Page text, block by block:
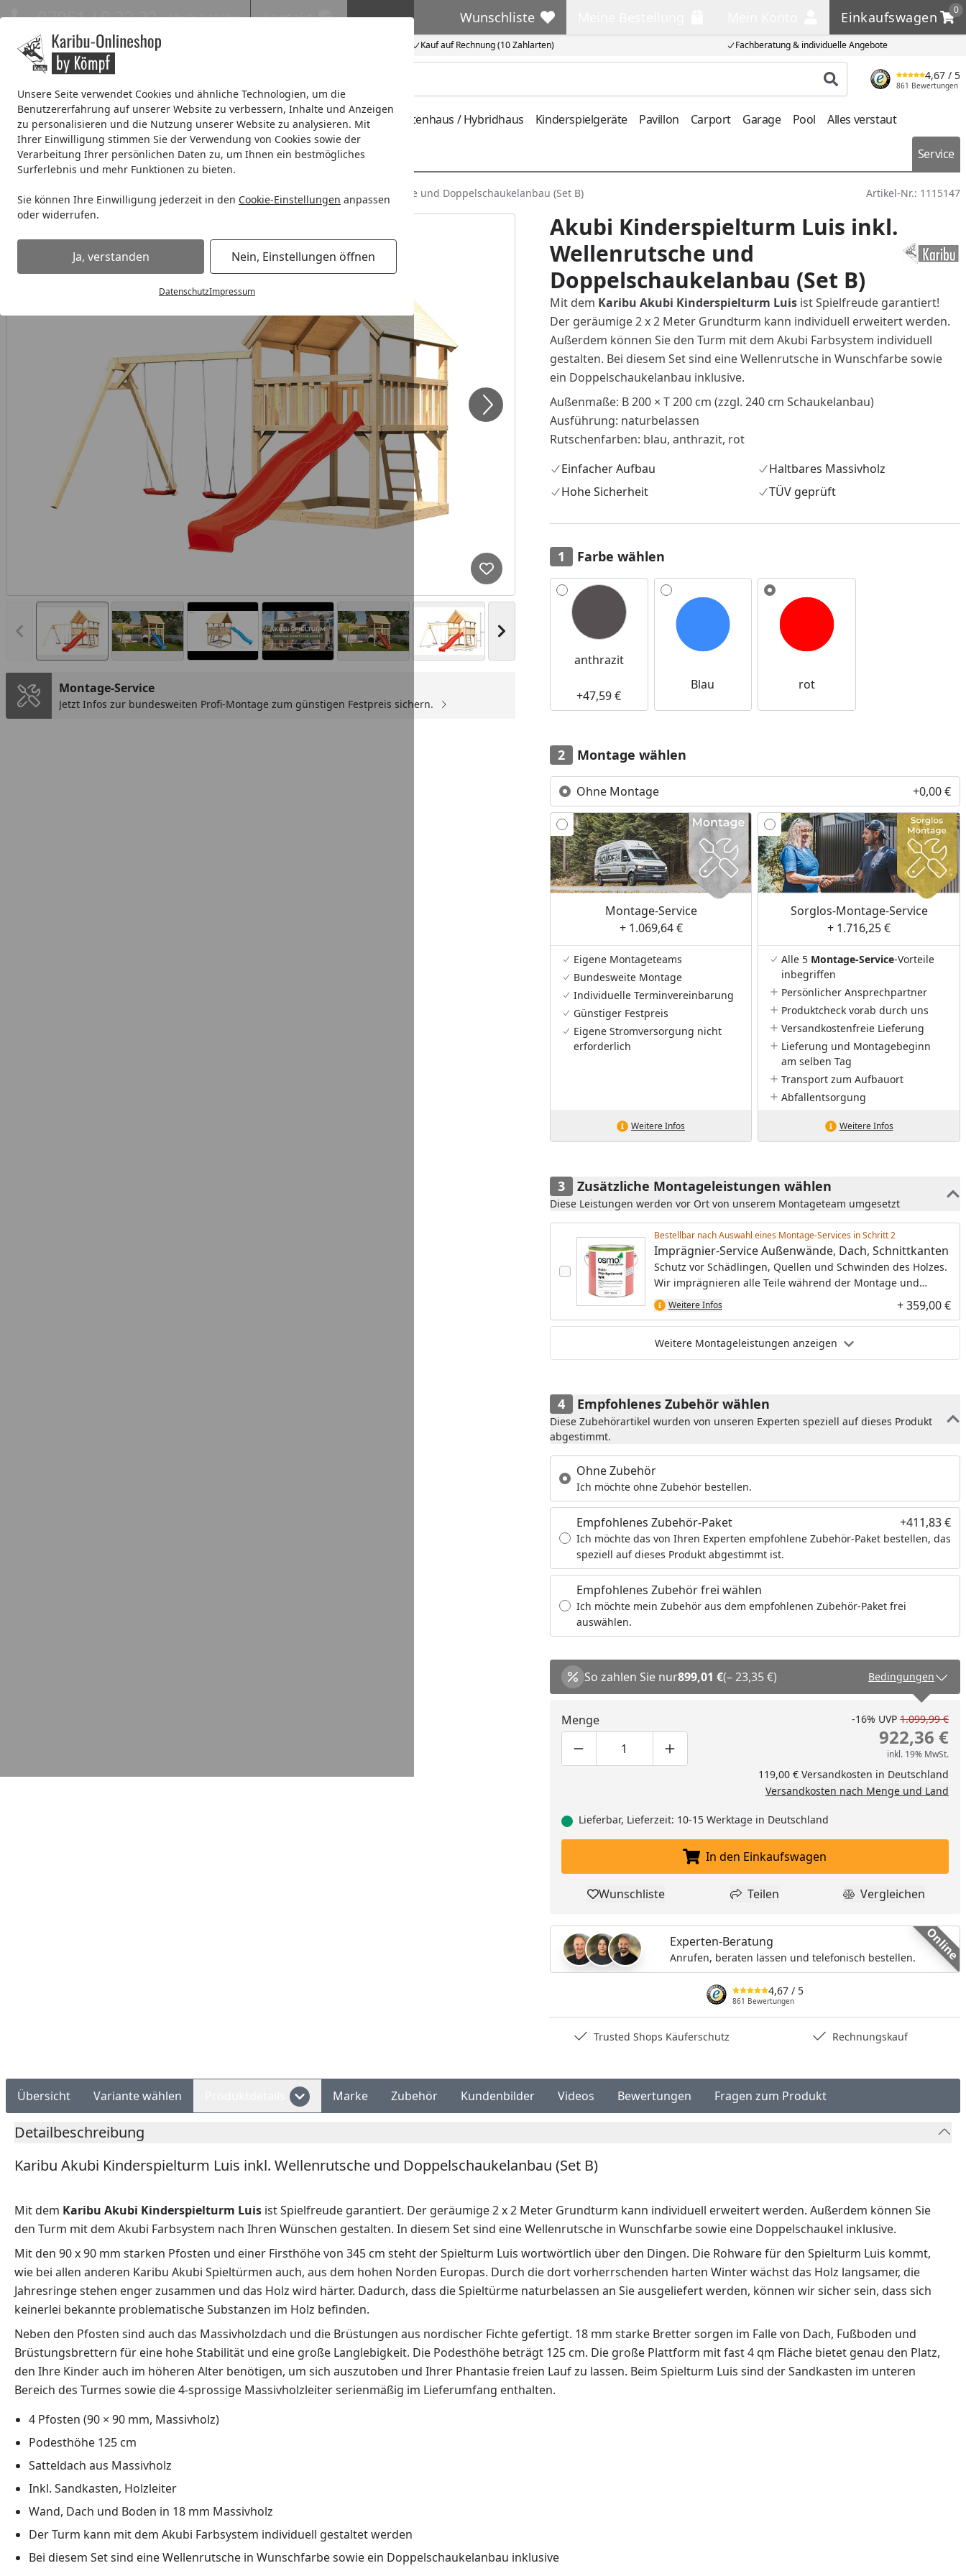
Unsere Seite verwendet Cookies und ähnliche Technologien, um die
Benutzererfahrung auf unserer Website zu verbessern, Inhalte und Anzeigen
zu personalisieren und die Nutzung unserer Website zu analysieren. Mit
Ihrer Einwilligung stimmen Sie der Verwendung von Cookies sowie der
Verarbeitung Ihrer persönlichen Daten zu, um Ihnen ein bestmögliches
Surferlebnis und mehr Funktionen zu bieten.
Sie können Ihre Einwilligung jederzeit in den Cookie-Einstellungen anpassen
oder widerrufen.
Ja, verstanden Nein, Einstellungen öffnen
DatenschutzImpressum
Eigene Montage-Teams Kauf auf Rechnung (10 Zahlarten) Fachberatung & individuelle Angebote
07051 / 9 22 22 Mo-Fr. 8-16 Uhr Kontakt Wunschliste
Wunschliste Einkaufswagen
0
Einkaufswagen
Produkt suchen
4,67 / 5
861 Bewertungen
Systemhaus Blockbohlenhaus Gartenhäuser Expresslieferung Metallgartenhaus / Hybridhaus Kinderspielgeräte Pavillon Carport Garage Pool Alles verstaut
Wellness % Sale % Service
Startseite
Kinderspielgeräte Spielturm Akubi Kinderspielturm Luis inkl. Wellenrutsche und Doppelschaukelanbau (Set B) Artikel-Nr.: 1115147
Vorheriges Bild anzeigen Nächstes Bild anzeigen
Produkt zur Wunschliste hinzufügen
Montage-Service
Jetzt Infos zur bundesweiten Profi-Montage zum günstigen Festpreis sichern.
Akubi Kinderspielturm Luis inkl.
Wellenrutsche und
Doppelschaukelanbau (Set B)
Mit dem Karibu Akubi Kinderspielturm Luis ist Spielfreude garantiert!
Der geräumige 2 x 2 Meter Grundturm kann individuell erweitert werden.
Außerdem können Sie den Turm mit dem Akubi Farbsystem individuell
gestalten. Bei diesem Set sind eine Wellenrutsche in Wunschfarbe sowie
ein Doppelschaukelanbau inklusive.
Außenmaße: B 200 × T 200 cm (zzgl. 240 cm Schaukelanbau)
Ausführung: naturbelassen
Rutschenfarben: blau, anthrazit, rot
Einfacher Aufbau
Haltbares Massivholz
Hohe Sicherheit
TÜV geprüft
Farbe wählen
Alle anzeigen (3)
anthrazit
+47,59 €
Blau rot
Montage wählen
Ohne Montage +0,00 €
Montage-Service
+ 1.069,64 €
Eigene Montageteams
Bundesweite Montage
Individuelle Terminvereinbarung
Günstiger Festpreis
Eigene Stromversorgung nicht
erforderlich
Weitere Infos
Sorglos-Montage-Service
+ 1.716,25 €
Alle 5 Montage-Service-Vorteile
inbegriffen
Persönlicher Ansprechpartner
Produktcheck vorab durch uns
Versandkostenfreie Lieferung
Lieferung und Montagebeginn
am selben Tag
Transport zum Aufbauort
Abfallentsorgung
Weitere Infos
Zusätzliche Montageleistungen wählen
Diese Leistungen werden vor Ort von unserem Montageteam umgesetzt
Bestellbar nach Auswahl eines Montage-Services in Schritt
Imprägnier-Service Außenwände, Dach, Schnittkanten
Schutz vor Schädlingen, Quellen und Schwinden des Holzes.
Wir imprägnieren alle Teile während der Montage und
schaffen so die optimale Grundlage für den Endanstrich.
Weitere Infos + 359,00 €
Weitere Montageleistungen anzeigen
Empfohlenes Zubehör wählen
Diese Zubehörartikel wurden von unseren Experten speziell auf dieses Produkt
abgestimmt.
Ohne Zubehör
Ich möchte ohne Zubehör bestellen.
Empfohlenes Zubehör-Paket +411,83 €
Ich möchte das von Ihren Experten empfohlene Zubehör-Paket bestellen, das
speziell auf dieses Produkt abgestimmt ist.
Empfohlenes Zubehör frei wählen
Ich möchte mein Zubehör aus dem empfohlenen Zubehör-Paket frei
auswählen.
So zahlen Sie nur899,01 €(– 23,35 €) Bedingungen
Menge
Produktmenge um eins verringern
Produktmenge manuell eingeben
Produktmenge um eins erhöhen
-16% UVP 1.099,99 €
922,36 €
inkl. 19% MwSt.
119,00 € Versandkosten in Deutschland
Versandkosten nach Menge und Land
Lieferbar, Lieferzeit: 10-15 Werktage in Deutschland
In den Einkaufswagen legen
In den Einkaufswagen
Produkt zur Wunschliste hinzufügen
Wunschliste Teilen
Teilen Produkt
Vergleichen
Online
Experten-Beratung
Anrufen, beraten lassen und telefonisch bestellen.
4,67 / 5
861 Bewertungen
Trusted Shops Käuferschutz Rechnungskauf
Übersicht Variante wählen Marke Zubehör Kundenbilder Videos Bewertungen Fragen zum Produkt
Detailbeschreibung
Karibu Akubi Kinderspielturm Luis inkl. Wellenrutsche und Doppelschaukelanbau (Set B)
Mit dem Karibu Akubi Kinderspielturm Luis ist Spielfreude garantiert. Der geräumige 2 x 2 Meter Grundturm kann individuell erweitert werden. Außerdem können Sie
den Turm mit dem Akubi Farbsystem nach Ihren Wünschen gestalten. In diesem Set sind eine Wellenrutsche in Wunschfarbe sowie eine Doppelschaukel inklusive.
Mit den 90 x 90 mm starken Pfosten und einer Firsthöhe von 345 cm steht der Spielturm Luis wortwörtlich über den Dingen. Die Rohware für den Spielturm Luis kommt,
wie bei allen anderen Karibu Akubi Spieltürmen auch, aus dem hohen Norden Europas. Durch die dort vorherrschenden harten Winter wächst das Holz langsamer, die
Jahresringe stehen enger zusammen und das Holz wird härter. Dadurch, dass die Spieltürme naturbelassen an Sie ausgeliefert werden, können wir sicher sein, dass sich
keinerlei bekannte problematische Substanzen im Holz befinden.
Neben den Pfosten sind auch das Massivholzdach und die Brüstungen aus nordischer Fichte gefertigt. 18 mm starke Bretter sorgen im Falle von Dach, Fußboden und
Brüstungsbrettern für eine hohe Stabilität und eine große Langlebigkeit. Die Podesthöhe beträgt 125 cm. Die große Plattform mit fast 4 qm Fläche bietet genau den Platz,
den Ihre Kinder auch im höheren Alter benötigen, um sich auszutoben und Ihrer Phantasie freien Lauf zu lassen. Beim Spielturm Luis sind der Sandkasten im unteren
Bereich des Turmes sowie die 4-sprossige Massivholzleiter serienmäßig im Lieferumfang enthalten.
4 Pfosten (90 × 90 mm, Massivholz)
Podesthöhe 125 cm
Satteldach aus Massivholz
Inkl. Sandkasten, Holzleiter
Wand, Dach und Boden in 18 mm Massivholz
Der Turm kann mit dem Akubi Farbsystem individuell gestaltet werden
Bei diesem Set sind eine Wellenrutsche in Wunschfarbe sowie ein Doppelschaukelanbau inklusive